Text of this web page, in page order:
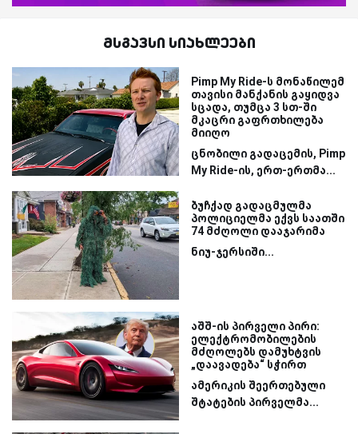
მსგავსი სიახლეები
Pimp My Ride-ს მონაწილემ
თავისი მანქანის გაყიდვა
სცადა, თუმცა 3 სთ-ში
მკაცრი გაფრთხილება
მიიღო
ცნობილი გადაცემის, Pimp
My Ride-ის, ერთ-ერთმა...
ბუჩქად გადაცმულმა
პოლიციელმა ექვს საათში
74 მძღოლი დააჯარიმა
ნიუ-ჯერსიში...
აშშ-ის პირველი პირი:
ელექტრომობილების
მძღოლებს დამუხტვის
„დაავადება“ სჭირთ
ამერიკის შეერთებული
შტატების პირველმა...